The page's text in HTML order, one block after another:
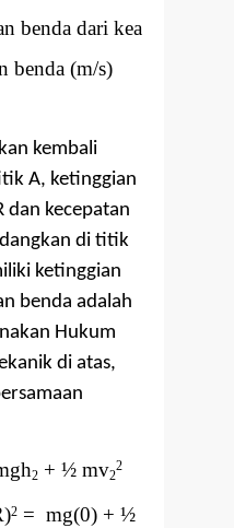
benda dari keadaan
benda (m/s)
kembali
A, ketinggian
dan kecepatan
di titik
ketinggian
benda adalah
Hukum
di atas,
2 + ½ mv2
2
2 = mg(0) + ½